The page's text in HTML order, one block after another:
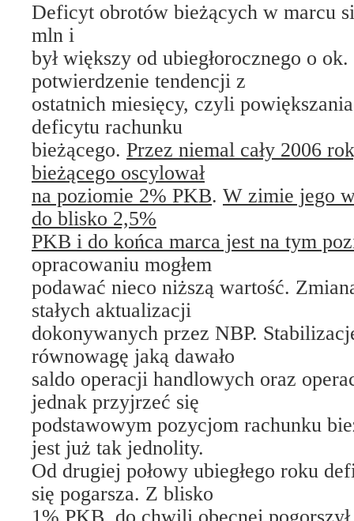
Deficyt obrotów bieżących w marcu
mln i
był większy od ubiegłorocznego o
potwierdzenie tendencji z
ostatnich miesięcy, czyli
deficytu rachunku
bieżącego. Przez niemal cały 2006
bieżącego oscylował
na poziomie 2% PKB. W zimie jego
do blisko 2,5%
PKB i do końca marca jest na tym
opracowaniu mogłem
podawać nieco niższą wartość.
stałych aktualizacji
dokonywanych przez NBP.
równowagę jaką dawało
saldo operacji handlowych oraz
jednak przyjrzeć się
podstawowym pozycjom rachunku
jest już tak jednolity.
Od drugiej połowy ubiegłego roku
się pogarsza. Z blisko